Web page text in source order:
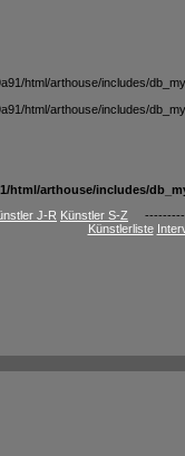
html/arthouse/includes/
html/arthouse/includes/
html/arthouse/includes/
J-R Künstler S-Z
Künstlerliste